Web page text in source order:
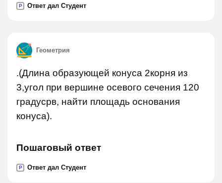
P Ответ дал Студент
Геометрия
.(Длина образующей конуса 2корня из
3,угол при вершине осевого сечения 120
градусрв, найти площадь основания
конуса).
Пошаговый ответ
P Ответ дал Студент